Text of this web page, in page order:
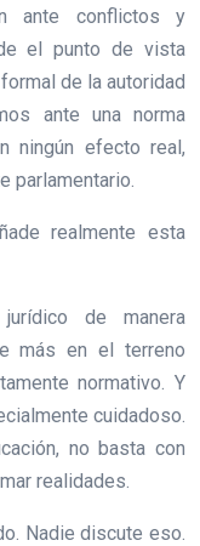
ante conflictos y
el punto de vista
de la autoridad
ante una norma
ningún efecto real,
parlamentario.
realmente esta
de manera
más en el terreno
normativo. Y
cuidadoso.
no basta con
realidades.
Nadie discute eso.